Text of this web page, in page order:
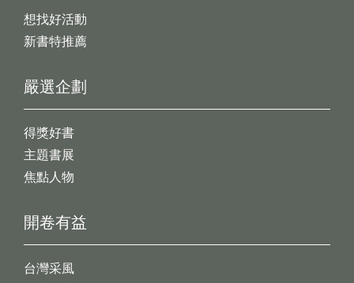
想找好活動
新書特推薦
開卷有益
台灣采風
嚴選企劃
得獎好書
主題書展
焦點人物